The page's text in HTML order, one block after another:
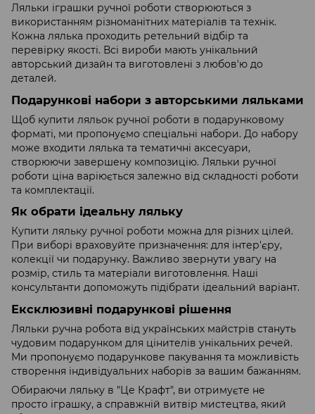
Ляльки іграшки ручної роботи створюються з
використанням різноманітних матеріалів та технік.
Кожна лялька проходить ретельний відбір та
перевірку якості. Всі вироби мають унікальний
авторський дизайн та виготовлені з любов'ю до
деталей.
Подарункові набори з авторськими ляльками
Щоб купити ляльок ручної роботи в подарунковому
форматі, ми пропонуємо спеціальні набори. До набору
може входити лялька та тематичні аксесуари,
створюючи завершену композицію. Ляльки ручної
роботи ціна варіюється залежно від складності роботи
та комплектації.
Як обрати ідеальну ляльку
Купити ляльку ручної роботи можна для різних цілей.
При виборі враховуйте призначення: для інтер'єру,
колекції чи подарунку. Важливо звернути увагу на
розмір, стиль та матеріали виготовлення. Наші
консультанти допоможуть підібрати ідеальний варіант.
Ексклюзивні подарункові рішення
Ляльки ручна робота від українських майстрів стануть
чудовим подарунком для цінителів унікальних речей.
Ми пропонуємо подарункове пакування та можливість
створення індивідуальних наборів за вашим бажанням.
Обираючи ляльку в "Це Крафт", ви отримуєте не
просто іграшку, а справжній витвір мистецтва, який